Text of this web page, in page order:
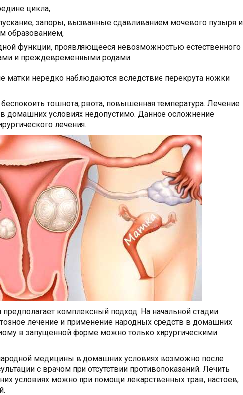
цикла,
запоры, вызванные сдавливанием мочевого пузыря и
образованием,
функции, проявляющееся невозможностью естественного
и преждевременными родами.
матки нередко наблюдаются вследствие перекрута ножки
тошнота, рвота, повышенная температура. Лечение
домашних условиях недопустимо. Данное осложнение
лечения.
комплексный подход. На начальной стадии
лечение и применение народных средств в домашних
в запущенной форме можно только хирургическими
медицины в домашних условиях возможно после
с врачом при отсутствии противопоказаний. Лечить
условиях можно при помощи лекарственных трав, настоев,